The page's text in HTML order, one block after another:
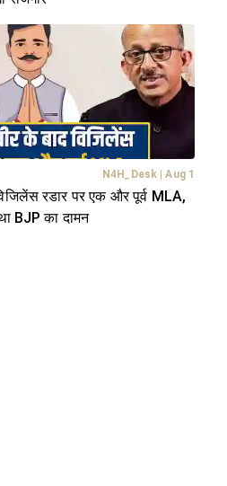
N4H_Desk | Aug 1
रडार पर एक और पूर्व MLA,
BJP का दामन